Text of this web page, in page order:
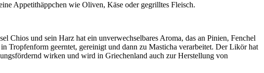
Appetithäppchen wie Oliven, Käse oder gegrilltes Fleisch.
Chios und sein Harz hat ein unverwechselbares Aroma, das an Pinien, Fenchel
Tropfenform geerntet, gereinigt und dann zu Masticha verarbeitet. Der Likör hat
wirken und wird in Griechenland auch zur Herstellung von